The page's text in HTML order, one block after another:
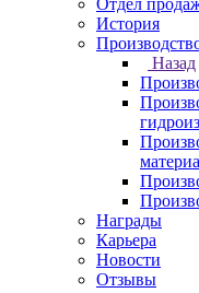
Отдел
История
Назад
Награды
Карьера
Новости
Отзывы